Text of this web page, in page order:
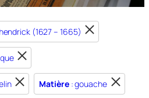
(1627 – 1665)
Matière: gouache